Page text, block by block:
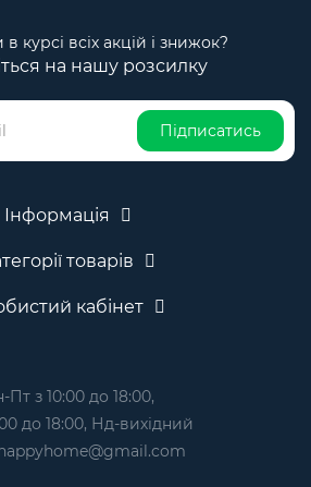
курсі всіх акцій і знижок?
на нашу розсилку
Підписатись
Інформація
товарів
кабінет
Пт з 10:00 до 18:00,
до 18:00, Нд-вихідний